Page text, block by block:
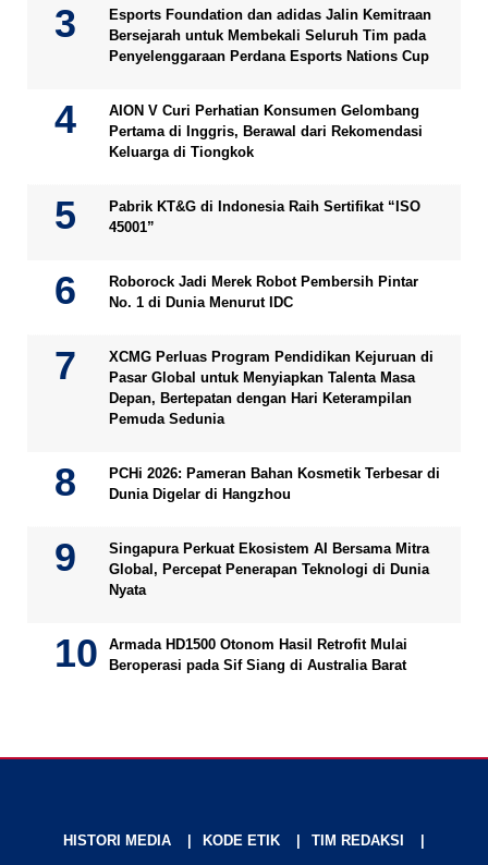
Esports Foundation dan adidas Jalin Kemitraan
Bersejarah untuk Membekali Seluruh Tim pada
Penyelenggaraan Perdana Esports Nations Cup
AION V Curi Perhatian Konsumen Gelombang
Pertama di Inggris, Berawal dari Rekomendasi
Keluarga di Tiongkok
Pabrik KT&G di Indonesia Raih Sertifikat “ISO
45001”
Roborock Jadi Merek Robot Pembersih Pintar
No. 1 di Dunia Menurut IDC
XCMG Perluas Program Pendidikan Kejuruan di
Pasar Global untuk Menyiapkan Talenta Masa
Depan, Bertepatan dengan Hari Keterampilan
Pemuda Sedunia
PCHi 2026: Pameran Bahan Kosmetik Terbesar di
Dunia Digelar di Hangzhou
Singapura Perkuat Ekosistem AI Bersama Mitra
Global, Percepat Penerapan Teknologi di Dunia
Nyata
Armada HD1500 Otonom Hasil Retrofit Mulai
Beroperasi pada Sif Siang di Australia Barat
HISTORI MEDIA KODE ETIK
TIM REDAKSI